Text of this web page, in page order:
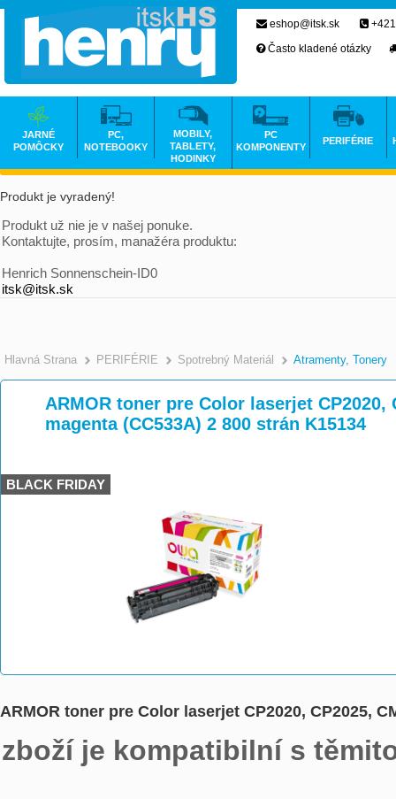
Produkt je vyradený!
Produkt už nie je v našej ponuke.
Kontaktujte, prosím, manažéra produktu:
Henrich Sonnenschein-ID0
itsk@itsk.sk
Hlavná Strana >
PERIFÉRIE >
Spotrebný Materiál >
Atramenty, Tonery
ARMOR toner pre Color laserjet CP2020,
magenta (CC533A) 2 800 strán K15134
BLACK FRIDAY
ARMOR toner pre Color laserjet CP2020, CP2025,
zboží je kompatibilní s
eshop@itsk.sk
Často kladené otázky
JARNÉ
POMÔCKY
PC,
NOTEBOOKY
MOBILY,
TABLETY,
HODINKY
PC
KOMPONENTY
PERIFÉRIE